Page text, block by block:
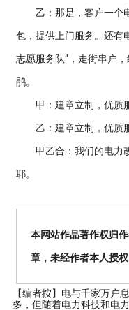
乙：那是，客户一个电
包，提供上门服务。还有
志愿服务队”，走街串户
鹃。
甲：建章立制，优质服
乙：建章立制，优质服
甲乙合：我们的电力改
耶。
本网站作品著作权归
章，未经作者本人授权
【编者按】 电与千家万户
多，但随着电力科技和电